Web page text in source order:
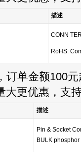
描述
CONN
RoHS:
单金额100元
大更优惠，支
描述
Pin & Socket
BULK